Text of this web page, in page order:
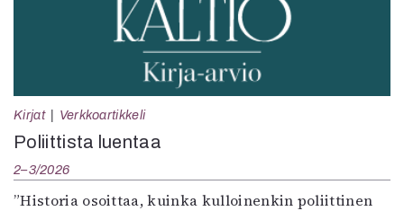
Kirjat Verkkoartikkeli
Poliittista luentaa
2–3/2026
”Historia osoittaa, kuinka kulloinenkin poliittinen